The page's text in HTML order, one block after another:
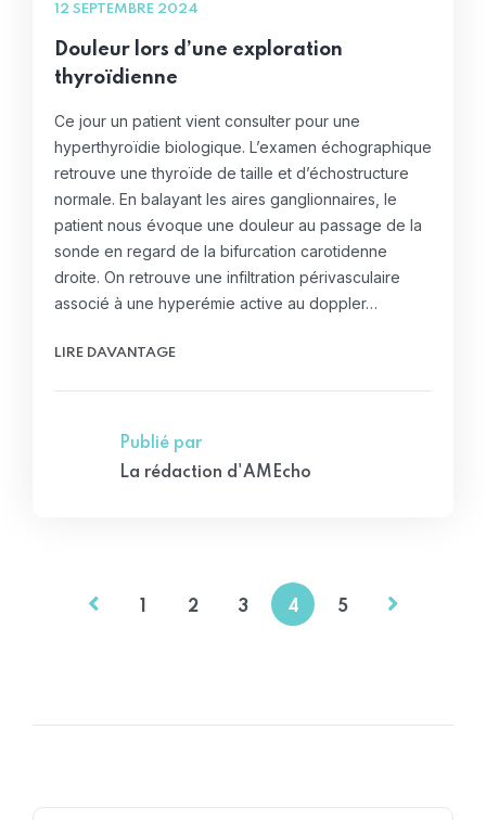
12 SEPTEMBRE 2024
Douleur lors d’une exploration
thyroïdienne
Ce jour un patient vient consulter pour une
hyperthyroïdie biologique. L’examen échographique
retrouve une thyroïde de taille et d’échostructure
normale. En balayant les aires ganglionnaires, le
patient nous évoque une douleur au passage de la
sonde en regard de la bifurcation carotidenne
droite. On retrouve une infiltration périvasculaire
associé à une hyperémie active au doppler…
LIRE DAVANTAGE
Publié par
La rédaction d'AMEcho
2 3 4 5